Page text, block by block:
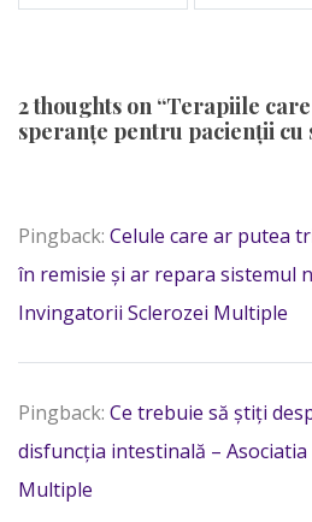
2 thoughts on “Terapiile
speranțe pentru pacienții cu
Pingback: Celule care ar putea
în remisie și ar repara sistemul
Invingatorii Sclerozei Multiple
Pingback: Ce trebuie să știți
disfuncția intestinală –
Multiple